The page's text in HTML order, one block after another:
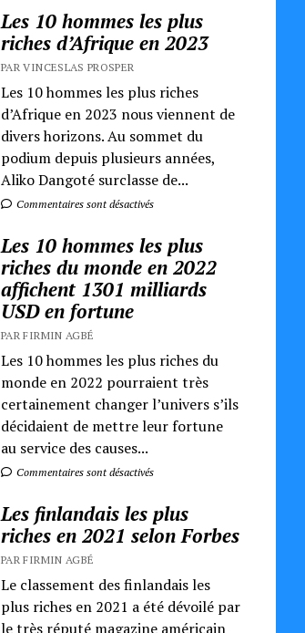
Les 10 hommes les plus
riches d’Afrique en 2023
PAR VINCESLAS PROSPER
Les 10 hommes les plus riches
d’Afrique en 2023 nous viennent de
divers horizons. Au sommet du
podium depuis plusieurs années,
Aliko Dangoté surclasse de...
Commentaires sont désactivés
Les 10 hommes les plus
riches du monde en 2022
affichent 1301 milliards
USD en fortune
PAR FIRMIN AGBÉ
Les 10 hommes les plus riches du
monde en 2022 pourraient très
certainement changer l’univers s’ils
décidaient de mettre leur fortune
au service des causes...
Commentaires sont désactivés
Les finlandais les plus
riches en 2021 selon Forbes
PAR FIRMIN AGBÉ
Le classement des finlandais les
plus riches en 2021 a été dévoilé par
le très réputé magazine américain